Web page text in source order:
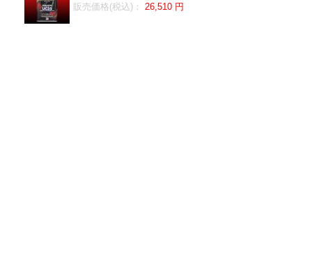
販売価格(税込)：
26,510 円